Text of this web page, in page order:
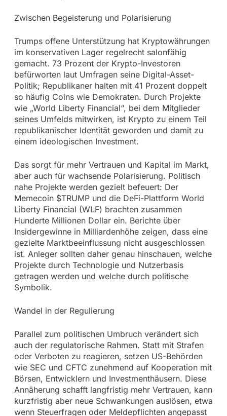
Zwischen Begeisterung und Polarisierung
Trumps offene Unterstützung hat Kryptowährungen
im konservativen Lager regelrecht salonfähig
gemacht. 73 Prozent der Krypto-Investoren
befürworten laut Umfragen seine Digital-Asset-
Politik; Republikaner halten mit 41 Prozent doppelt
so häufig Coins wie Demokraten. Durch Projekte
wie „World Liberty Financial“, bei dem Mitglieder
seines Umfelds mitwirken, ist Krypto zu einem Teil
republikanischer Identität geworden und damit zu
einem ideologischen Investment.
Das sorgt für mehr Vertrauen und Kapital im Markt,
aber auch für wachsende Polarisierung. Politisch
nahe Projekte werden gezielt befeuert: Der
Memecoin $TRUMP und die DeFi-Plattform World
Liberty Financial (WLF) brachten zusammen
Hunderte Millionen Dollar ein. Berichte über
Insidergewinne in Milliardenhöhe zeigen, dass eine
gezielte Marktbeeinflussung nicht ausgeschlossen
ist. Anleger sollten daher genau hinschauen, welche
Projekte durch Technologie und Nutzerbasis
getragen werden und welche durch politische
Symbolik.
Wandel in der Regulierung
Parallel zum politischen Umbruch verändert sich
auch der regulatorische Rahmen. Statt mit Strafen
oder Verboten zu reagieren, setzen US-Behörden
wie SEC und CFTC zunehmend auf Kooperation mit
Börsen, Entwicklern und Investmenthäusern. Diese
Annäherung schafft langfristig mehr Vertrauen, kann
kurzfristig aber neue Schwankungen auslösen, etwa
wenn Steuerfragen oder Meldepflichten angepasst